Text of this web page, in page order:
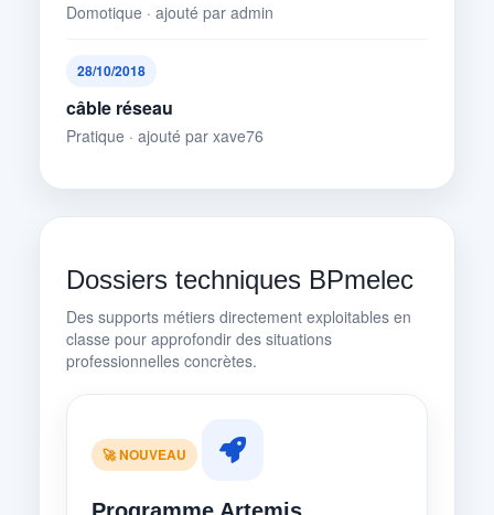
Domotique · ajouté par admin
28/10/2018
câble réseau
Pratique · ajouté par xave76
Dossiers techniques BPmelec
Des supports métiers directement exploitables en
classe pour approfondir des situations
professionnelles concrètes.
🚀 NOUVEAU